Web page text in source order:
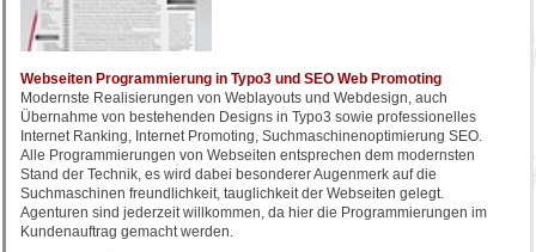
Webseiten Programmierung in Typo3 und SEO Web Promoting
Modernste Realisierungen von Weblayouts und Webdesign, auch
Übernahme von bestehenden Designs in Typo3 sowie professionelles
Internet Ranking, Internet Promoting, Suchmaschinenoptimierung SEO.
Alle Programmierungen von Webseiten entsprechen dem modernsten
Stand der Technik, es wird dabei besonderer Augenmerk auf die
Suchmaschinen freundlichkeit, tauglichkeit der Webseiten gelegt.
Agenturen sind jederzeit willkommen, da hier die Programmierungen im
Kundenauftrag gemacht werden.